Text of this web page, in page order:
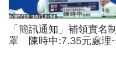
「簡訊通知」補領實名
罩 陳時中:7.35元處理